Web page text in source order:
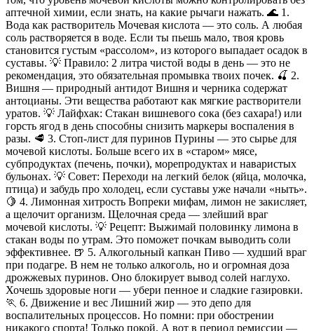
аптечной химии, если знать, на какие рычаги нажать. 🌊 1.
Вода как растворитель Мочевая кислота — это соль. А любая
соль растворяется в воде. Если ты пьешь мало, твоя кровь
становится густым «рассолом», из которого выпадает осадок в
суставы. 💡 Правило: 2 литра чистой воды в день — это не
рекомендация, это обязательная промывка твоих почек. 🍒 2.
Вишня — природный антидот Вишня и черника содержат
антоцианы. Эти вещества работают как мягкие растворители
уратов. 💡 Лайфхак: Стакан вишневого сока (без сахара!) или
горсть ягод в день способны снизить маркеры воспаления в
разы. 🥩 3. Стоп-лист для пуринов Пурины — это сырье для
мочевой кислоты. Больше всего их в «старом» мясе,
субпродуктах (печень, почки), морепродуктах и наваристых
бульонах. 💡 Совет: Переходи на легкий белок (яйца, молочка,
птица) и забудь про холодец, если суставы уже начали «ныть».
🍋 4. Лимонная хитрость Вопреки мифам, лимон не закисляет,
а щелочит организм. Щелочная среда — злейший враг
мочевой кислоты. 💡 Рецепт: Выжимай половинку лимона в
стакан воды по утрам. Это поможет почкам выводить соли
эффективнее. 🍺 5. Алкогольный капкан Пиво — худший враг
при подагре. В нем не только алкоголь, но и огромная доза
дрожжевых пуринов. Оно блокирует вывод солей наглухо.
Хочешь здоровые ноги — убери пенное и сладкие газировки.
🏃 6. Движение и вес Лишний жир — это депо для
воспалительных процессов. Но помни: при обострении
никакого спорта! Только покой. А вот в период ремиссии —